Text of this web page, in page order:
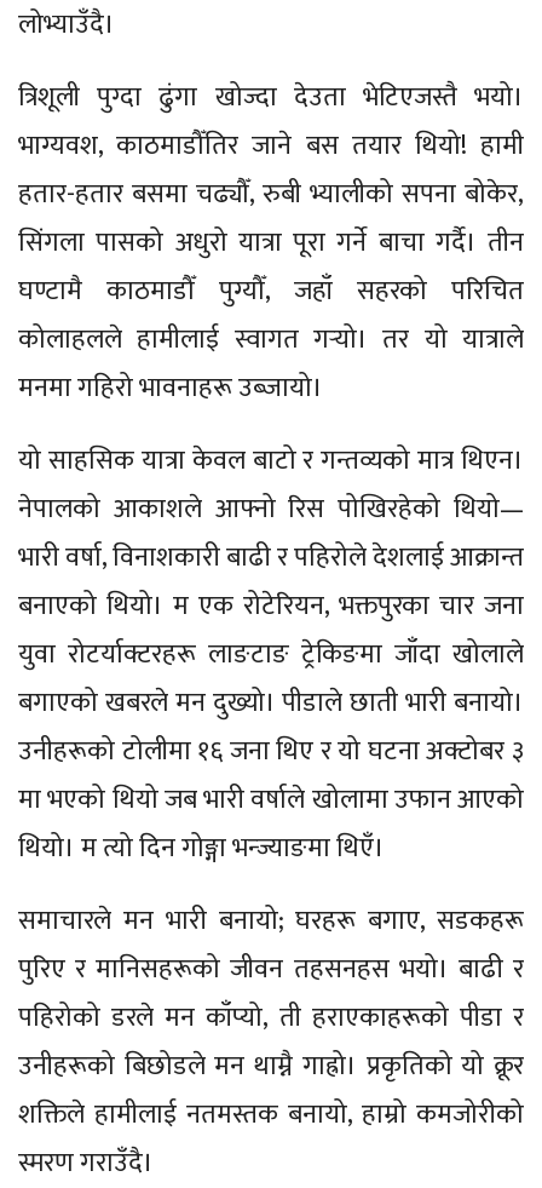
लोभ्याउँदै।
त्रिशूली पुग्दा ढुंगा खोज्दा देउता भेटिएजस्तै भयो।
भाग्यवश, काठमाडौँतिर जाने बस तयार थियो! हामी
हतार-हतार बसमा चढ्यौँ, रुबी भ्यालीको सपना बोकेर,
सिंगला पासको अधुरो यात्रा पूरा गर्ने बाचा गर्दै। तीन
घण्टामै काठमाडौँ पुग्यौँ, जहाँ सहरको परिचित
कोलाहलले हामीलाई स्वागत गर्‍यो। तर यो यात्राले
मनमा गहिरो भावनाहरू उब्जायो।
यो साहसिक यात्रा केवल बाटो र गन्तव्यको मात्र थिएन।
नेपालको आकाशले आफ्नो रिस पोखिरहेको थियो—
भारी वर्षा, विनाशकारी बाढी र पहिरोले देशलाई आक्रान्त
बनाएको थियो। म एक रोटेरियन, भक्तपुरका चार जना
युवा रोटर्याक्टरहरू लाङटाङ ट्रेकिङमा जाँदा खोलाले
बगाएको खबरले मन दुख्यो। पीडाले छाती भारी बनायो।
उनीहरूको टोलीमा १६ जना थिए र यो घटना अक्टोबर ३
मा भएको थियो जब भारी वर्षाले खोलामा उफान आएको
थियो। म त्यो दिन गोङ्गा भन्ज्याङमा थिएँ।
समाचारले मन भारी बनायो; घरहरू बगाए, सडकहरू
पुरिए र मानिसहरूको जीवन तहसनहस भयो। बाढी र
पहिरोको डरले मन काँप्यो, ती हराएकाहरूको पीडा र
उनीहरूको बिछोडले मन थाम्नै गाह्रो। प्रकृतिको यो क्रूर
शक्तिले हामीलाई नतमस्तक बनायो, हाम्रो कमजोरीको
स्मरण गराउँदै।